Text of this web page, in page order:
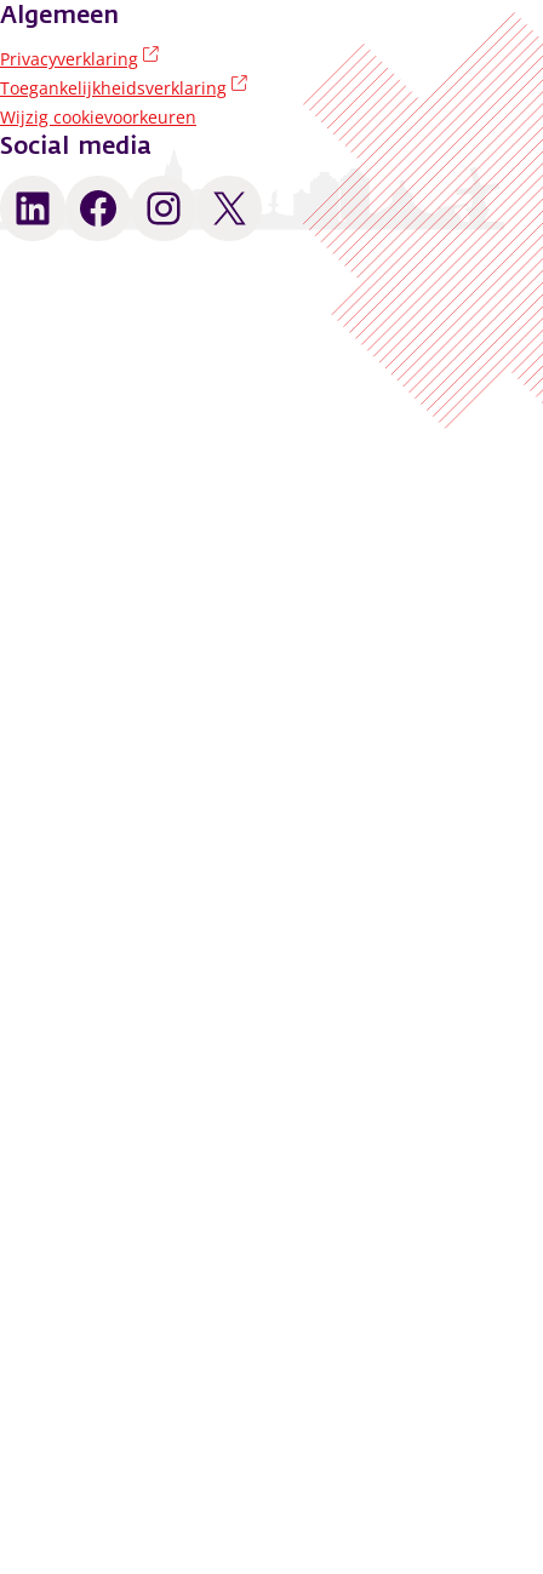
Algemeen
Privacyverklaring
Toegankelijkheidsverklaring
(externe link)
Wijzig cookievoorkeuren
Social media
LinkedIn Facebook Instagram X